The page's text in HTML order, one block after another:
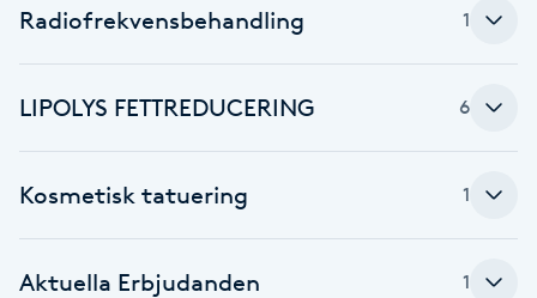
Fillers
Fotsvamp
Radiofrekvensbehandling 1
LIPOLYS FETTREDUCERING 6
Kosmetisk tatuering 1
Aktuella Erbjudanden 1